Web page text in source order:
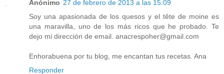
Anónimo 27 de febrero de 2013 a las 15:09
Soy una apasionada de los quesos y el tête de moine es
una maravilla, uno de los más ricos que he probado. Te
dejo mi dirección de email. anacrespoher@gmail.com
Enhorabuena por tu blog, me encantan tus recetas. Ana
Responder